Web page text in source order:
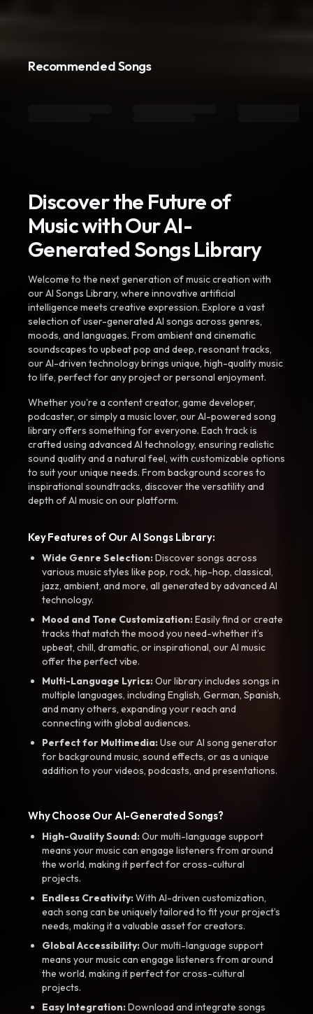
Recommended Songs
Discover the Future of
Music with Our AI-
Generated Songs Library
Welcome to the next generation of music creation with
our AI Songs Library, where innovative artificial
intelligence meets creative expression. Explore a vast
selection of user-generated AI songs across genres,
moods, and languages. From ambient and cinematic
soundscapes to upbeat pop and deep, resonant tracks,
our AI-driven technology brings unique, high-quality music
to life, perfect for any project or personal enjoyment.
Whether you're a content creator, game developer,
podcaster, or simply a music lover, our AI-powered song
library offers something for everyone. Each track is
crafted using advanced AI technology, ensuring realistic
sound quality and a natural feel, with customizable options
to suit your unique needs. From background scores to
inspirational soundtracks, discover the versatility and
depth of AI music on our platform.
Key Features of Our AI Songs Library:
Wide Genre Selection:Discover songs across
various music styles like pop, rock, hip-hop, classical,
jazz, ambient, and more, all generated by advanced AI
technology.
Mood and Tone Customization:Easily find or create
tracks that match the mood you need-whether it’s
upbeat, chill, dramatic, or inspirational, our AI music
offer the perfect vibe.
Multi-Language Lyrics:Our library includes songs in
multiple languages, including English, German, Spanish,
and many others, expanding your reach and
connecting with global audiences.
Perfect for Multimedia:Use our AI song generator
for background music, sound effects, or as a unique
addition to your videos, podcasts, and presentations.
Why Choose Our AI-Generated Songs?
High-Quality Sound:Our multi-language support
means your music can engage listeners from around
the world, making it perfect for cross-cultural
projects.
Endless Creativity:With AI-driven customization,
each song can be uniquely tailored to fit your project’s
needs, making it a valuable asset for creators.
Global Accessibility:Our multi-language support
means your music can engage listeners from around
the world, making it perfect for cross-cultural
projects.
Easy Integration:Download and integrate songs